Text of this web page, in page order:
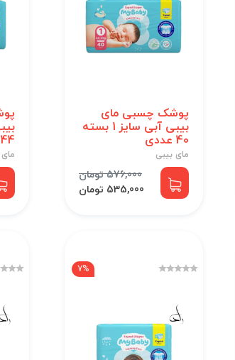
پوشک چسبی مای
بیبی آبی سایز 1 بسته
40 عددی
مای بیبی
576,000 تومان
535,000 تومان
44 عددی
7%